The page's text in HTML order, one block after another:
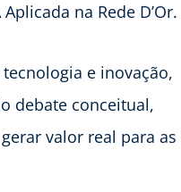
na Rede D’Or.
e inovação,
debate conceitual,
valor real para as